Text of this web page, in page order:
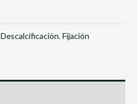
Descalcificación, Fijación